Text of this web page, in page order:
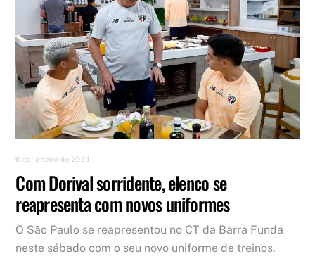
6 de janeiro de 2024
Com Dorival sorridente, elenco se
reapresenta com novos uniformes
O São Paulo se reapresentou no CT da Barra Funda
neste sábado com o seu novo uniforme de treinos.